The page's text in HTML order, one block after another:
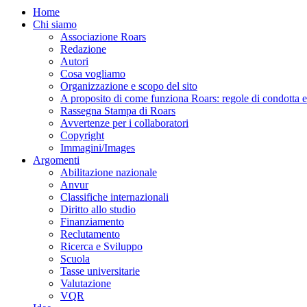
Home
Chi siamo
Associazione Roars
Redazione
Autori
Cosa vogliamo
Organizzazione e scopo del sito
A proposito di come funziona Roars: regole di condotta
Rassegna Stampa di Roars
Avvertenze per i collaboratori
Copyright
Immagini/Images
Argomenti
Abilitazione nazionale
Anvur
Classifiche internazionali
Diritto allo studio
Finanziamento
Reclutamento
Ricerca e Sviluppo
Scuola
Tasse universitarie
Valutazione
VQR